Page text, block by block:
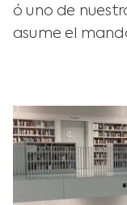
ó uno de
asume el